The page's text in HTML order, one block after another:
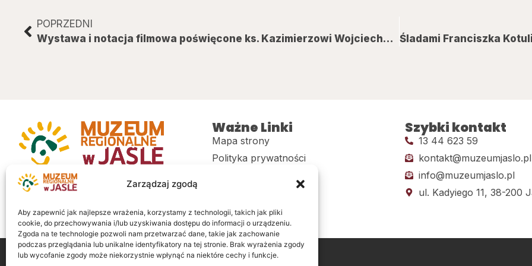
Zarządzaj zgodą
Aby zapewnić jak najlepsze wrażenia, korzystamy z technologii, takich jak pliki
cookie, do przechowywania i/lub uzyskiwania dostępu do informacji o urządzeniu.
Zgoda na te technologie pozwoli nam przetwarzać dane, takie jak zachowanie
podczas przeglądania lub unikalne identyfikatory na tej stronie. Brak wyrażenia zgody
lub wycofanie zgody może niekorzystnie wpłynąć na niektóre cechy i funkcje.
POPRZEDNI
Wystawa i notacja filmowa poświęcone ks. Kazimierzowi Wojciechowskiemu
Muzeum regionalne w Jaśle im. dr.
Stanisława Kadyiego
Ważne Linki
Mapa strony
Polityka prywatności
Sklep
Szybki kontakt
13 44 623 59
kontakt@muzeumjaslo.pl
info@muzeumjaslo.pl
ul. Kadyiego 11, 38-200
Wszelkie prawa zastrzeżoneRealizacja: LiderOnline